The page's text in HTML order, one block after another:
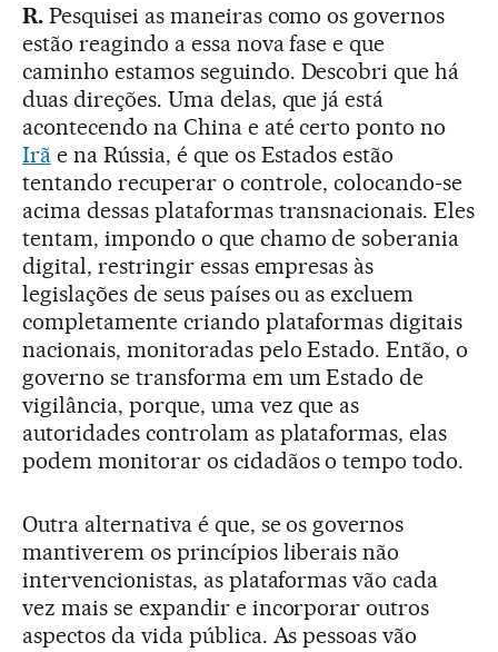
R.Pesquisei as maneiras como os governos
estão reagindo a essa nova fase e que
caminho estamos seguindo. Descobri que há
duas direções. Uma delas, que já está
acontecendo na China e até certo ponto no
Irãe na Rússia, é que os Estados estão
tentando recuperar o controle, colocando-se
acima dessas plataformas transnacionais. Eles
tentam, impondo o que chamo de soberania
digital, restringir essas empresas às
legislações de seus países ou as excluem
completamente criando plataformas digitais
nacionais, monitoradas pelo Estado. Então, o
governo se transforma em um Estado de
vigilância, porque, uma vez que as
autoridades controlam as plataformas, elas
podem monitorar os cidadãos o tempo todo.
Outra alternativa é que, se os governos
mantiverem os princípios liberais não
intervencionistas, as plataformas vão cada
vez mais se expandir e incorporar outros
aspectos da vida pública. As pessoas vão